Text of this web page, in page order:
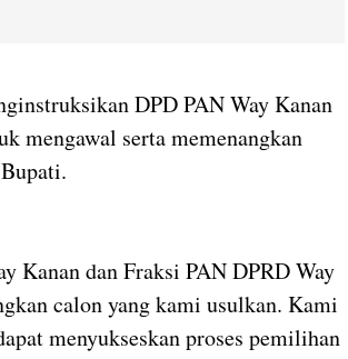
DPD PAN Way Kanan
mengawal serta memenangkan
Kanan dan Fraksi PAN DPRD Way
calon yang kami usulkan. Kami
menyukseskan proses pemilihan